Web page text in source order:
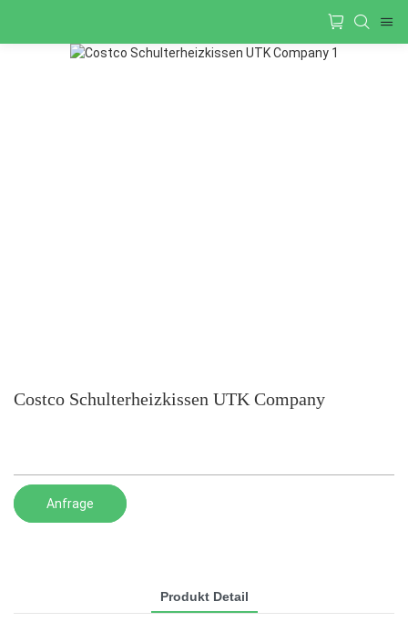
Costco Schulterheizkissen UTK Company
Anfrage
Produkt Detail